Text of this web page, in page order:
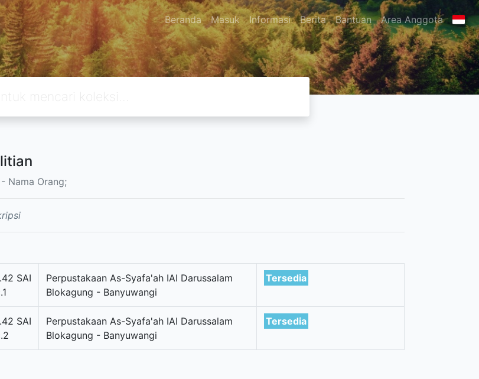
Beranda Masuk Informasi Berita Bantuan Area Anggota
- Nama Orang;
SAI
Perpustakaan As-Syafa'ah IAI Darussalam
Blokagung - Banyuwangi
Tersedia
SAI
Perpustakaan As-Syafa'ah IAI Darussalam
Blokagung - Banyuwangi
Tersedia